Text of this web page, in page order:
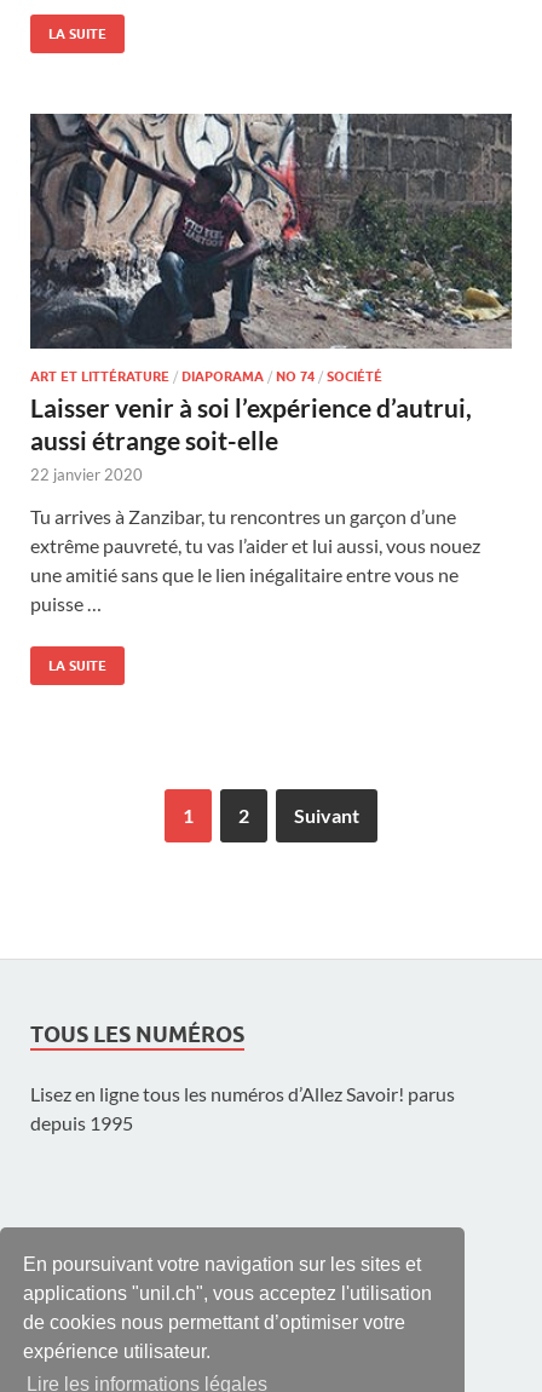
En poursuivant votre navigation sur les sites et
applications "unil.ch", vous acceptez l'utilisation
de cookies nous permettant d’optimiser votre
expérience utilisateur.
Lire les informations légales
LA SUITE
ART ET LITTÉRATURE / DIAPORAMA / NO 74 / SOCIÉTÉ
Laisser venir à soi l’expérience d’autrui,
aussi étrange soit-elle
22 janvier 2020
Tu arrives à Zanzibar, tu rencontres un garçon d’une
extrême pauvreté, tu vas l’aider et lui aussi, vous nouez
une amitié sans que le lien inégalitaire entre vous ne
puisse …
LA SUITE
1 2 Suivant
TOUS LES NUMÉROS
Lisez en ligne tous les numéros d’Allez Savoir! parus
depuis 1995